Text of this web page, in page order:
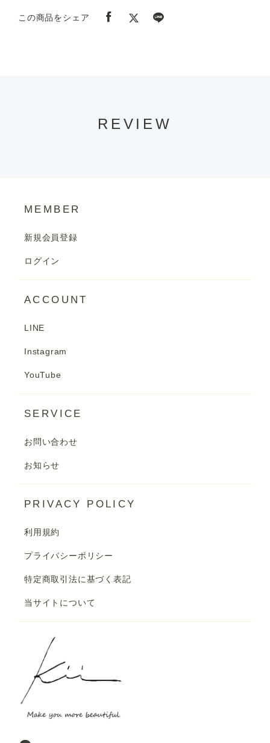
この商品をシェア
REVIEW
MEMBER
新規会員登録
ログイン
ACCOUNT
LINE
Instagram
YouTube
SERVICE
お問い合わせ
お知らせ
PRIVACY POLICY
利用規約
プライバシーポリシー
特定商取引法に基づく表記
当サイトについて